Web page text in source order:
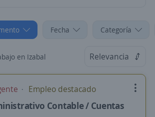
Fecha Categoría
en Izabal Relevancia
Empleo destacado
Contable / Cuentas